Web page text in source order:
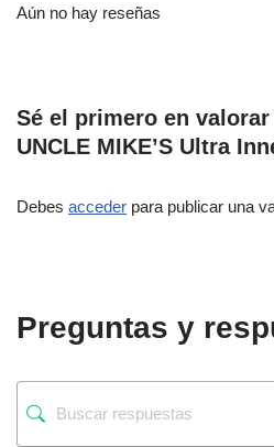
Aún no hay reseñas
Sé el primero en
UNCLE MIKE’S Ultra
Debes acceder para publicar una
Preguntas y